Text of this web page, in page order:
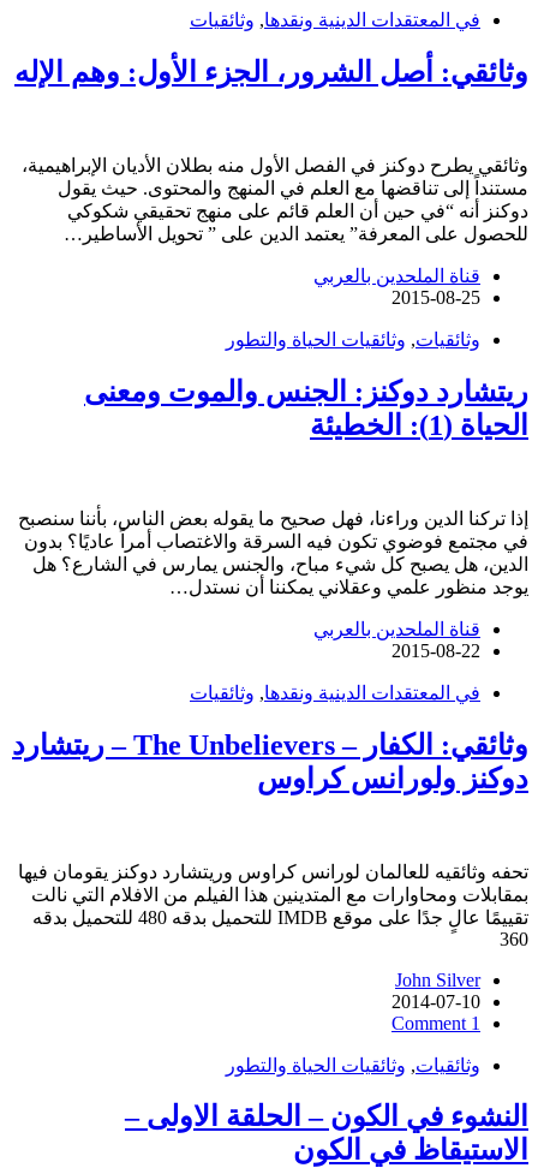
في المعتقدات الدينية ونقدها, وثائقيات
وثائقي: أصل الشرور، الجزء الأول: وهم الإله
وثائقي يطرح دوكنز في الفصل الأول منه بطلان الأديان الإبراهيمية،
مستنداً إلى تناقضها مع العلم في المنهج والمحتوى. حيث يقول
دوكنز أنه “في حين أن العلم قائم على منهج تحقيقي شكوكي
للحصول على المعرفة” يعتمد الدين على ” تحويل الأساطير…
قناة الملحدين بالعربي
2015-08-25
وثائقيات, وثائقيات الحياة والتطور
ريتشارد دوكنز: الجنس والموت ومعنى
الحياة (1): الخطيئة
إذا تركنا الدين وراءنا، فهل صحيح ما يقوله بعض الناس، بأننا سنصبح
في مجتمع فوضوي تكون فيه السرقة والاغتصاب أمراً عاديًا؟ بدون
الدين، هل يصبح كل شيء مباح، والجنس يمارس في الشارع؟ هل
يوجد منظور علمي وعقلاني يمكننا أن نستدل…
قناة الملحدين بالعربي
2015-08-22
في المعتقدات الدينية ونقدها, وثائقيات
وثائقي: الكفار – The Unbelievers – ريتشارد
دوكنز ولورانس كراوس
تحفه وثائقيه للعالمان لورانس كراوس وريتشارد دوكنز يقومان فيها
بمقابلات ومحاوارات مع المتدينين هذا الفيلم من الافلام التي نالت
تقييمًا عالٍ جدًا على موقع IMDB للتحميل بدقه 480 للتحميل بدقه
360
John Silver
2014-07-10
1 Comment
وثائقيات, وثائقيات الحياة والتطور
النشوء في الكون – الحلقة الاولى –
الاستيقاظ في الكون